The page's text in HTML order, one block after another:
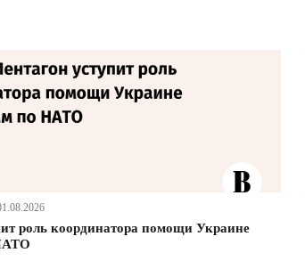
роль координатора помощи Украине